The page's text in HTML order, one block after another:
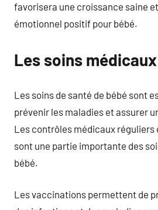
favorisera une croissance saine
émotionnel positif pour bébé.
Les soins
Les soins de santé de bébé sont
prévenir les maladies et assurer
Les contrôles médicaux
sont une partie importante des
bébé.
Les vaccinations permettent de